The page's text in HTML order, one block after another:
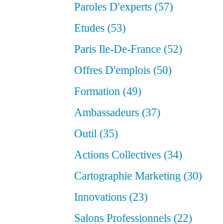
Paroles D'experts (57)
Etudes (53)
Paris Ile-De-France (52)
Offres D'emplois (50)
Formation (49)
Ambassadeurs (37)
Outil (35)
Actions Collectives (34)
Cartographie Marketing (30)
Innovations (23)
Salons Professionnels (22)